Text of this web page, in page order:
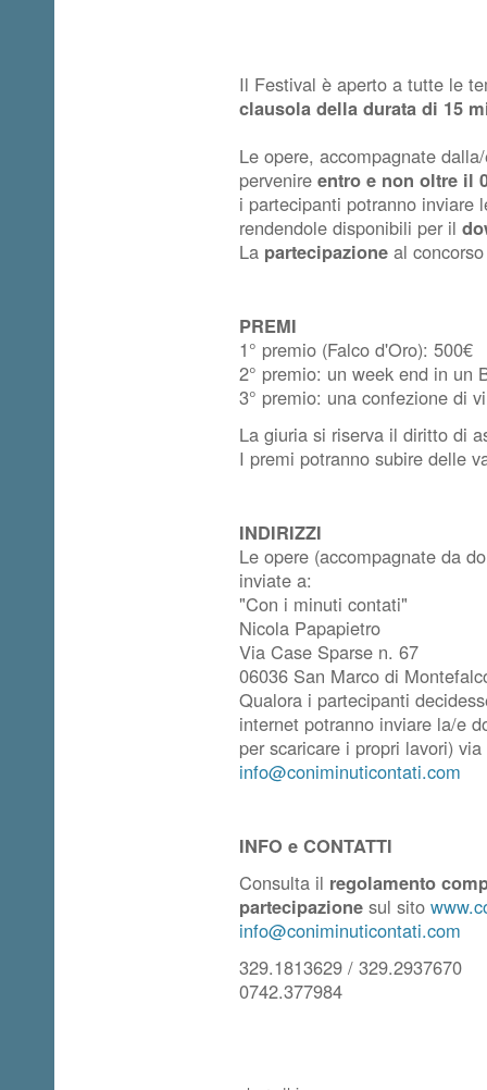
Il Festival è aperto a tutte le
clausola della durata di 15
Le opere, accompagnate
pervenire entro e non oltre il
i partecipanti potranno inviare
rendendole disponibili per il
La partecipazione al
PREMI
1° premio (Falco d'Oro): 500€
2° premio: un week end in un
3° premio: una confezione di
La giuria si riserva il diritto di
I premi potranno subire delle
INDIRIZZI
Le opere (accompagnate da
inviate a:
"Con i minuti contati"
Nicola Papapietro
Via Case Sparse n. 67
06036 San Marco di
Qualora i partecipanti
internet potranno inviare la/e
per scaricare i propri lavori)
info@coniminuticontati.com
INFO e CONTATTI
Consulta il regolamento
partecipazione sul sito
info@coniminuticontati.com
329.1813629 / 329.2937670
0742.377984